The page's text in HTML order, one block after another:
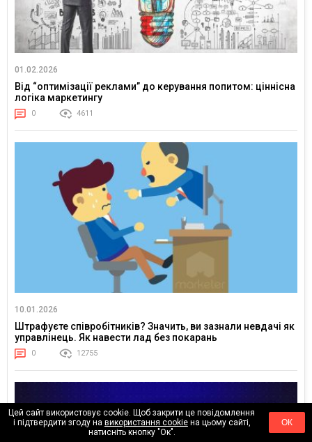
01.02.2026
Від “оптимізації реклами” до керування попитом: ціннісна
логіка маркетингу
0 4611
10.01.2026
Штрафуєте співробітників? Значить, ви зазнали невдачі як
управлінець. Як навести лад без покарань
0 12755
Цей сайт використовує cookie. Щоб закрити це повідомлення
і підтвердити згоду на використання cookieна цьому сайті,
натисніть кнопку "Ок".
ОК